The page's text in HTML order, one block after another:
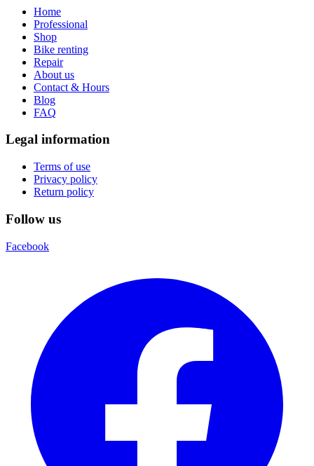
Home
Professional
Shop
Bike renting
Repair
About us
Contact & Hours
Blog
FAQ
Legal information
Terms of use
Privacy policy
Return policy
Follow us
Facebook